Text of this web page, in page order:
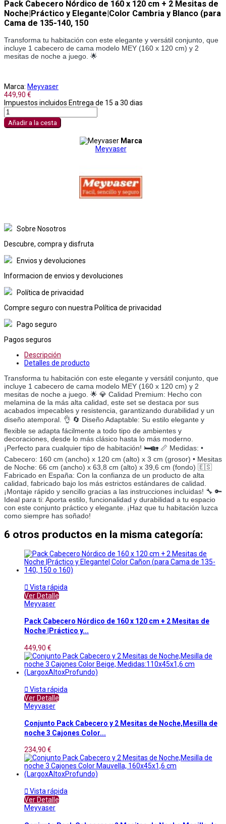
Pack Cabecero Nórdico de 160 x 120 cm + 2 Mesitas de
Noche|Práctico y Elegante|Color Cambria y Blanco (para
Cama de 135-140, 150
Transforma tu habitación con este elegante y versátil conjunto, que
incluye 1 cabecero de cama modelo MEY (160 x 120 cm) y 2
mesitas de noche a juego. 🌟
Marca: Meyvaser
449,90 €
Impuestos incluidos Entrega de 15 a 30 dias
Añadir a la cesta
Marca
Meyvaser
Sobre Nosotros
Descubre, compra y disfruta
Envios y devoluciones
Informacion de envios y devoluciones
Política de privacidad
Compre seguro con nuestra Política de privacidad
Pago seguro
Pagos seguros
Descripción
Detalles de producto
Transforma tu habitación con este elegante y versátil conjunto, que
incluye 1 cabecero de cama modelo MEY (160 x 120 cm) y 2
mesitas de noche a juego. 🌟 💎 Calidad Premium: Hecho con
melamina de la más alta calidad, este set se destaca por sus
acabados impecables y resistencia, garantizando durabilidad y un
diseño atemporal. 👌 🔄 Diseño Adaptable: Su estilo elegante y
flexible se adapta fácilmente a todo tipo de ambientes y
decoraciones, desde lo más clásico hasta lo más moderno.
¡Perfecto para cualquier tipo de habitación! 🛏️🏡 📏 Medidas: •
Cabecero: 160 cm (ancho) x 120 cm (alto) x 3 cm (grosor) • Mesitas
de Noche: 66 cm (ancho) x 63,8 cm (alto) x 39,6 cm (fondo) 🇪🇸
Fabricado en España: Con la confianza de un producto de alta
calidad, fabricado bajo los más estrictos estándares de calidad.
¡Montaje rápido y sencillo gracias a las instrucciones incluidas! 🔧 🔑
Ideal para ti: Aporta estilo, funcionalidad y durabilidad a tu espacio
con este conjunto práctico y elegante. ¡Haz que tu habitación luzca
como siempre has soñado!
6 otros productos en la misma categoría:
 Vista rápida
Ver Detalle
Meyvaser
Pack Cabecero Nórdico de 160 x 120 cm + 2 Mesitas de
Noche |Práctico y...
449,90 €
 Vista rápida
Ver Detalle
Meyvaser
Conjunto Pack Cabecero y 2 Mesitas de Noche,Mesilla de
noche 3 Cajones Color...
234,90 €
 Vista rápida
Ver Detalle
Meyvaser